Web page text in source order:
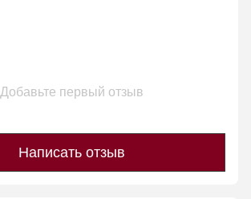
Добавьте первый отзыв
Написать отзыв